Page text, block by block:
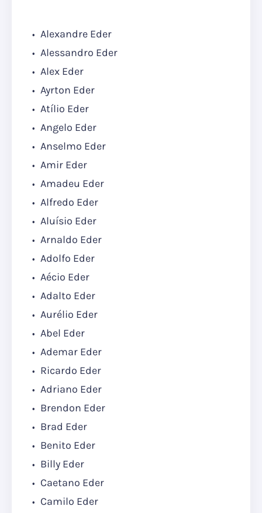
Alexandre Eder
Alessandro Eder
Alex Eder
Ayrton Eder
Atílio Eder
Angelo Eder
Anselmo Eder
Amir Eder
Amadeu Eder
Alfredo Eder
Aluísio Eder
Arnaldo Eder
Adolfo Eder
Aécio Eder
Adalto Eder
Aurélio Eder
Abel Eder
Ademar Eder
Ricardo Eder
Adriano Eder
Brendon Eder
Brad Eder
Benito Eder
Billy Eder
Caetano Eder
Camilo Eder